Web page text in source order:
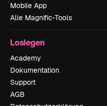
Mobile App
Alle Magnific-Tools
Loslegen
Academy
Dokumentation
Support
AGB